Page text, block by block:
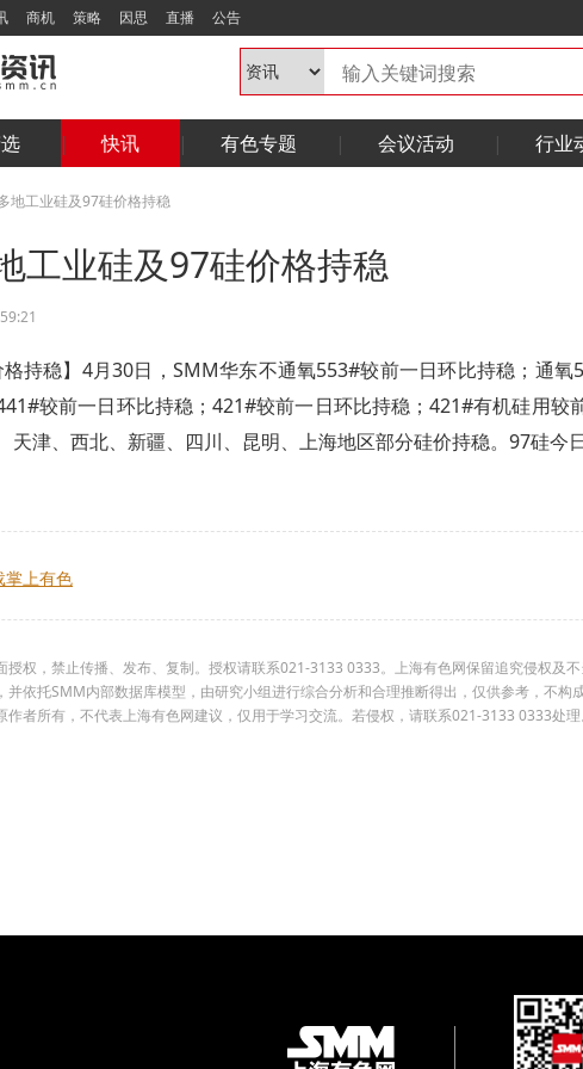
商机 策略 因思 直播 公告
快讯 有色专题 会议活动 行业
地工业硅及97硅价格持稳
工业硅及97硅价格持稳
格持稳】4月30日，SMM华东不通氧553#较前一日环比持稳；通
较前一日环比持稳；421#较前一日环比持稳；421#有机硅用较
天津、西北、新疆、四川、昆明、上海地区部分硅价持稳。97硅今
掌上有色
授权，禁止传播、发布、复制。授权请联系021-3133 0333。上海有色网保留追究侵权及
并依托SMM内部数据库模型，由研究小组进行综合分析和合理推断得出，仅供参考，不构
者所有，不代表上海有色网建议，仅用于学习交流。若侵权，请联系021-3133 0333处理